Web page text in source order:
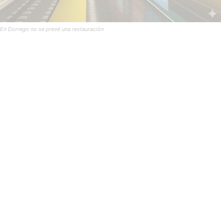
En Dorrego no se prevé una restauración